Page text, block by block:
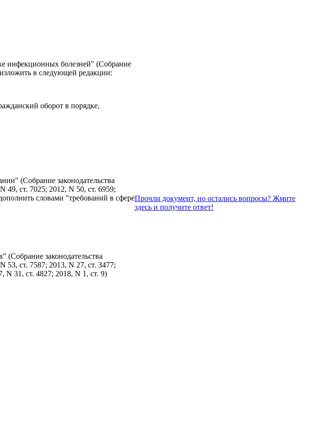
инфекционных болезней" (Собрание
в следующей редакции:
оборот в порядке,
(Собрание законодательства
49, ст. 7025; 2012, N 50, ст. 6959;
словами "требований в сфере
законодательства
53, ст. 7587; 2013, N 27, ст. 3477;
N 31, ст. 4827; 2018, N 1, ст. 9)
Прочли документ, но остались вопросы? Жмите
здесь и получите ответ!